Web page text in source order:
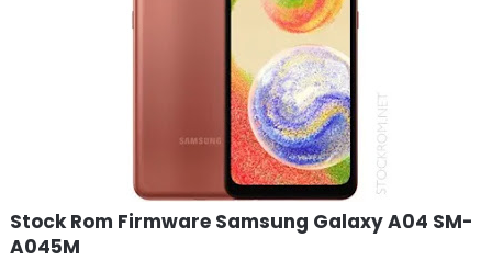
Stock Rom Firmware Samsung Galaxy A04 SM-
A045M